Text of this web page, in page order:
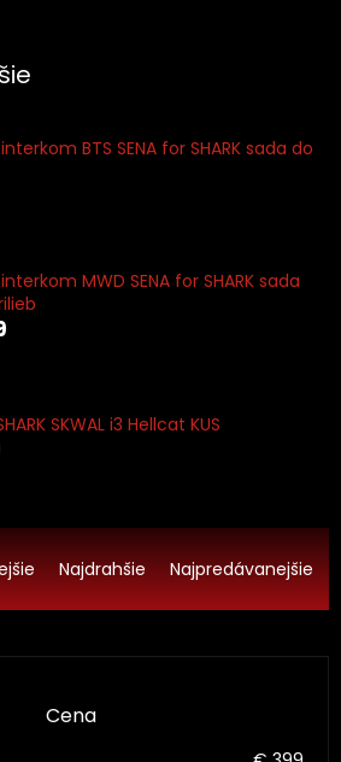
interkom BTS SENA for SHARK sada do
interkom MWD SENA for SHARK sada
SKWAL i3 Hellcat KUS
Najdrahšie Najpredávanejšie
Cena